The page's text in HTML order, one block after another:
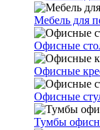
Мебель для
Офисные
Офисные
Офисные
Тумбы